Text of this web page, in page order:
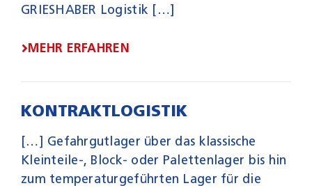
GRIESHABER Logistik […]
MEHR ERFAHREN
KONTRAKTLOGISTIK
[…] Gefahrgutlager über das klassische
Kleinteile-, Block- oder Palettenlager bis hin
zum temperaturgeführten Lager für die